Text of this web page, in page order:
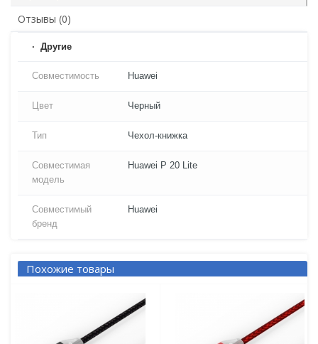
Отзывы (0)
Другие
Совместимость Huawei
Цвет Черный
Тип Чехол-книжка
Совместимая
модель
Huawei P 20 Lite
Совместимый
бренд
Huawei
Похожие товары